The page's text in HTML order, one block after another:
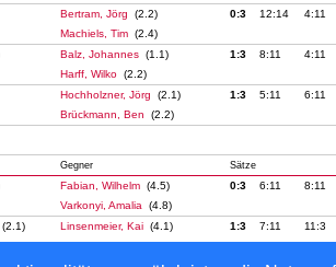
Bertram, Jörg
(2.2)
Machiels, Tim (2.4)
0:3 12:14 4:11
Balz, Johannes (1.1)
Harff, Wilko (2.2)
1:3 8:11 4:11
Hochholzner, Jörg
(2.1)
Brückmann, Ben
(2.2)
1:3 5:11 6:11
Gegner Sätze
Fabian, Wilhelm (4.5)
Varkonyi, Amalia
(4.8)
0:3 6:11 8:11
(2.1) Linsenmeier, Kai (4.1)
Baumann, Nils(4.2)
1:3 7:11 11:3